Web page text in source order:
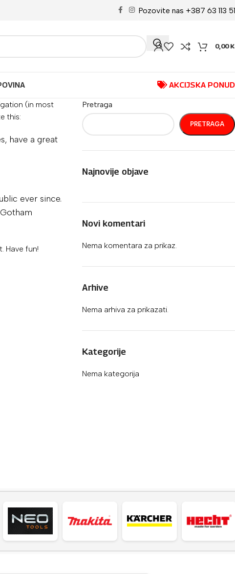
Pozovite nas +387 63 113
0,00
AKCIJSKA
(in most
this:
have a great
ever since.
Have fun!
Pretraga
PRETRAGA
Najnovije objave
Novi komentari
Nema komentara za prikaz.
Arhive
Nema arhiva za prikazati.
Kategorije
Nema kategorija